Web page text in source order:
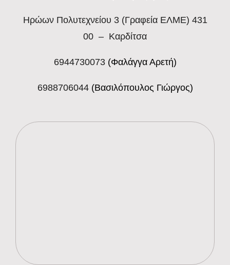
Ηρώων Πολυτεχνείου 3(Γραφεία ΕΛΜΕ) 431
00 – Καρδίτσα
6944730073(Φαλάγγα Αρετή)
6988706044(Βασιλόπουλος Γιώργος)